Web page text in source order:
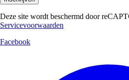
Deze site wordt beschermd door
Servicevoorwaarden
Facebook